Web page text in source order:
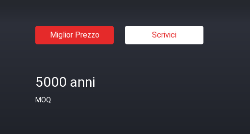
Miglior Prezzo Scrivici
5000 anni
MOQ